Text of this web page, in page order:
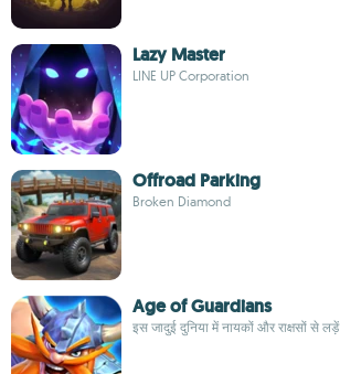
Lazy Master
LINE UP Corporation
Offroad Parking
Broken Diamond
Age of Guardians
इस जादुई दुनिया में नायकों और राक्षसों से लड़ें